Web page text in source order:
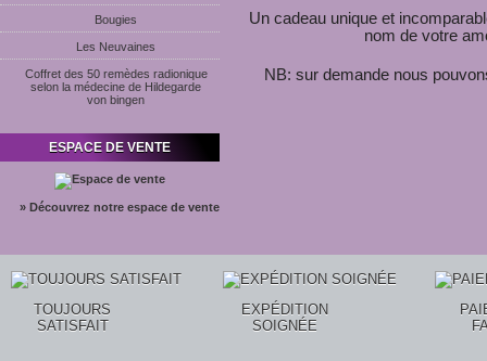
Bougies
Les Neuvaines
Coffret des 50 remèdes radionique
selon la médecine de Hildegarde
von bingen
ESPACE DE VENTE
» Découvrez notre espace de vente
Un cadeau unique et
nom de votre
NB: sur demande nous
TOUJOURS
SATISFAIT
EXPÉDITION
SOIGNÉE